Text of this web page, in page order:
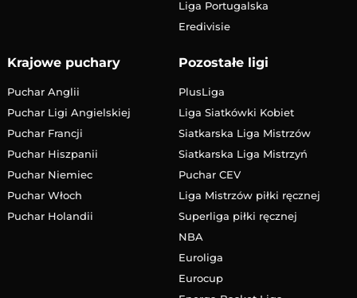
Liga Portugalska
Eredivisie
Krajowe puchary
Puchar Anglii
Puchar Ligi Angielskiej
Puchar Francji
Puchar Hiszpanii
Puchar Niemiec
Puchar Włoch
Puchar Holandii
Pozostałe ligi
PlusLiga
Liga Siatkówki Kobiet
Siatkarska Liga Mistrzów
Siatkarska Liga Mistrzyń
Puchar CEV
Liga Mistrzów piłki ręcznej
Superliga piłki ręcznej
NBA
Euroliga
Eurocup